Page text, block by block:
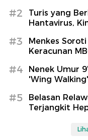
#2
Turis yang
Hantavirus,
#3
Menkes
Keracunan
#4
Nenek Umur
'Wing
#5
Belasan
Terjangkit